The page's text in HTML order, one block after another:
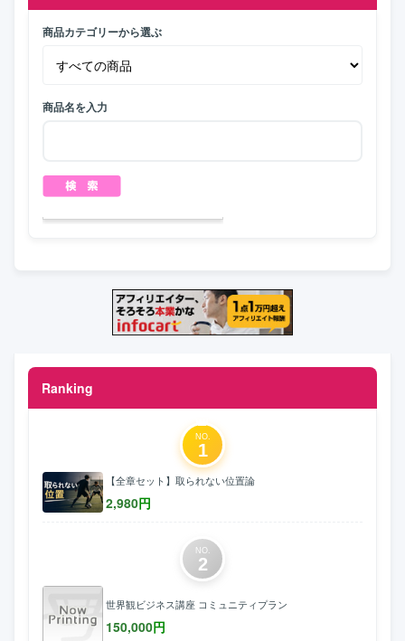
商品カテゴリーから選ぶ
商品名を入力
Ranking
NO.
1
【全章セット】取られない位置論
2,980円
NO.
2
世界観ビジネス講座 コミュニティプラン
150,000円